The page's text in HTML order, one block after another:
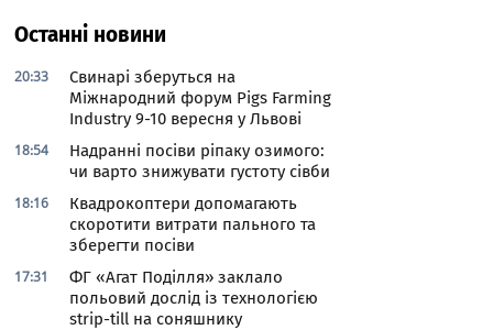
Останні новини
20:33
Свинарі зберуться на
Міжнародний форум Pigs Farming
Industry 9-10 вересня у Львові
18:54
Надранні посіви ріпаку озимого:
чи варто знижувати густоту сівби
18:16
Квадрокоптери допомагають
скоротити витрати пального та
зберегти посіви
17:31
ФГ «Агат Поділля» заклало
польовий дослід із технологією
strip-till на соняшнику